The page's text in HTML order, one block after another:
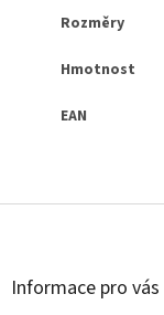
Rozměry
Hmotnost
EAN
Z
Informace pro vás